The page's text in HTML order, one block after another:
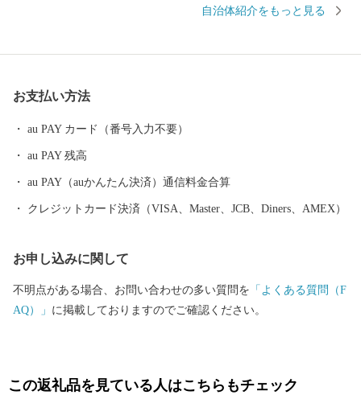
然・歴史の保全と活用に取り組むために、若狭町に想いを寄せて
自治体紹介をもっと見る
お支払い方法
au PAY カード（番号入力不要）
au PAY 残高
au PAY（auかんたん決済）通信料金合算
クレジットカード決済（VISA、Master、JCB、Diners、AMEX）
お申し込みに関して
不明点がある場合、お問い合わせの多い質問を 「よくある質問（F
AQ）」 に掲載しておりますのでご確認ください。
この返礼品を見ている人はこちらもチェック